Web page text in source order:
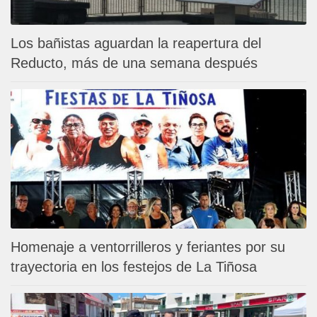
Los bañistas aguardan la reapertura del
Reducto, más de una semana después
Homenaje a ventorrilleros y feriantes por su
trayectoria en los festejos de La Tiñosa